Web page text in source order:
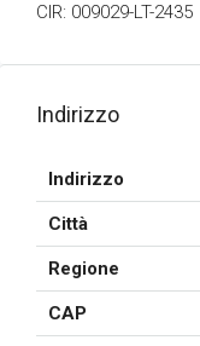
CIR: 009029-LT-2435
Indirizzo
Indirizzo
Città
Regione
CAP